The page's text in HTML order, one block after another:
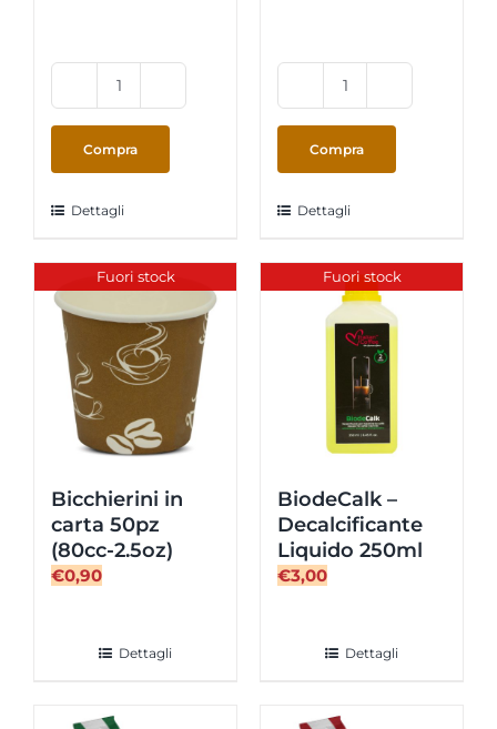
“MiniMe”
KP1238
-
Macchina
“DolceGusto”
quantità
Compra
Dettagli
Bicchieri
carta
50pz
quantità
Compra
Dettagli
Fuori stock
Bicchierini in
carta 50pz
(80cc-2.5oz)
€0,90
Dettagli
Fuori stock
BiodeCalk –
Decalcificante
Liquido 250ml
€3,00
Dettagli